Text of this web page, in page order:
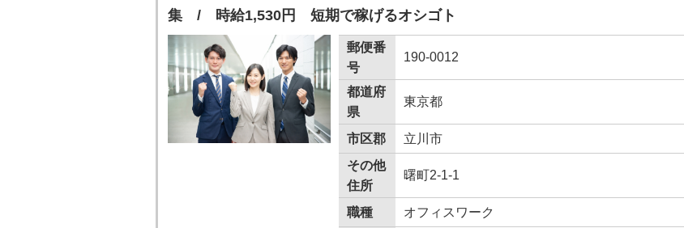
集 / 時給1,530円 短期で稼げるオシゴト
郵便番
号
190-0012
都道府
県
東京都
市区郡
立川市
その他
住所
曙町2-1-1
職種
オフィスワーク